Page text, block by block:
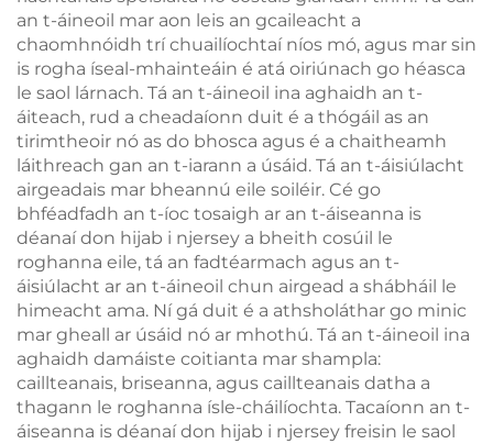
an t-áineoil mar aon leis an gcaileacht a
chaomhnóidh trí chuailíochtaí níos mó, agus mar sin
is rogha íseal-mhainteáin é atá oiriúnach go héasca
le saol lárnach. Tá an t-áineoil ina aghaidh an t-
áiteach, rud a cheadaíonn duit é a thógáil as an
tirimtheoir nó as do bhosca agus é a chaitheamh
láithreach gan an t-iarann a úsáid. Tá an t-áisiúlacht
airgeadais mar bheannú eile soiléir. Cé go
bhféadfadh an t-íoc tosaigh ar an t-áiseanna is
déanaí don hijab i njersey a bheith cosúil le
roghanna eile, tá an fadtéarmach agus an t-
áisiúlacht ar an t-áineoil chun airgead a shábháil le
himeacht ama. Ní gá duit é a athsholáthar go minic
mar gheall ar úsáid nó ar mhothú. Tá an t-áineoil ina
aghaidh damáiste coitianta mar shampla:
caillteanais, briseanna, agus caillteanais datha a
thagann le roghanna ísle-cháilíochta. Tacaíonn an t-
áiseanna is déanaí don hijab i njersey freisin le saol